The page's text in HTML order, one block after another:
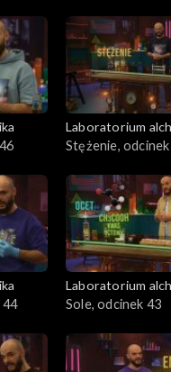
Laboratorium
Stężenie, odcinek
44
Laboratorium
Sole, odcinek 43